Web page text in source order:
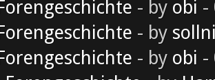
- by obi -
- by
- by obi -